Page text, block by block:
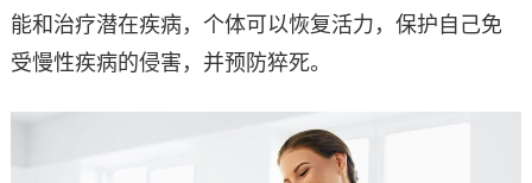
能和治疗潜在疾病，个体可以恢复活力，保护自己免
受慢性疾病的侵害，并预防猝死。